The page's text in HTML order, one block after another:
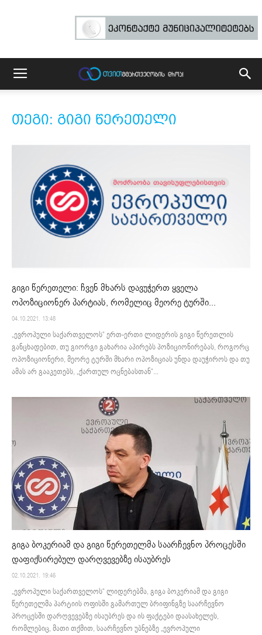
თეგი: გიგი წერეთელი
გიგი წერეთელი: ჩვენ მხარს დავუჭერთ ყველა
ოპოზიციონერ პარტიას, რომელიც მეორე ტურში...
04.10.2021. 13:48
„ევროპული საქართველოს“ ერთ-ერთი ლიდერის გიგი წერეთლის
განცხადებით, თუ გიორგი გახარია აპირებს პოზიციონირებას, როგორც
ოპოზიციონერი, მეორე ტურში მხარი ოპოზიციას უნდა დაუჭიროს და თუ
ამას არ გააკეთებს, „ქართულ ოცნებასთან“...
გიგა ბოკერიამ და გიგი წერეთელმა საარჩევნო პროცესში
დაფიქსირებულ დარღვევებზე ისაუბრეს
02.10.2021. 19:46
„ევროპული საქართველოს“ ლიდერებმა, გიგა ბოკერიამ და გიგი
წერეთელმა პარტიის ოფისში გამართულ ბრიფინგზე საარჩევნო
პროცესში დარღვევებზე ისაუბრეს და ის ფაქტები დაასახელეს,
რომლებიც, მათი თქმით, საარჩევნო უბნებზე „ევროპული